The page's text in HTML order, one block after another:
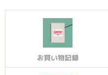
お買い物記録